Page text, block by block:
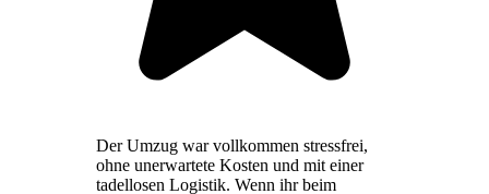
Der Umzug war vollkommen stressfrei,
ohne unerwartete Kosten und mit einer
tadellosen Logistik. Wenn ihr beim